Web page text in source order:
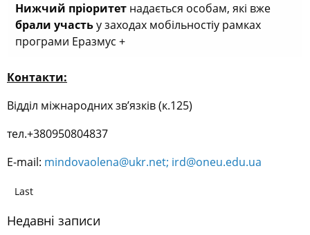
Нижчий пріоритет надається особам, які вже
брали участьу заходах мобільностіу рамках
програми Еразмус +
Контакти:
Відділ міжнародних зв’язків (к.125)
тел.+380950804837
E-mail: mindovaolena@ukr.net; ird@oneu.edu.ua
Last
Недавні записи